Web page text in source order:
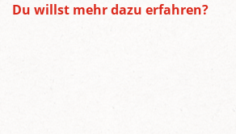
Du willst mehr dazu erfahren?